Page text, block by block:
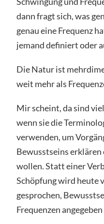
dann fragt sich, was
genau eine Frequenz
jemand definiert oder
Die Natur ist
weit mehr als
Mir scheint, da sind
wenn sie die
verwenden, um
Bewusstseins erklären
wollen. Statt einer
Schöpfung wird heute
gesprochen,
Frequenzen angegeben